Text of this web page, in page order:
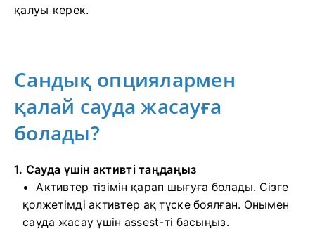
қалуы керек.
Сандық опциялармен
қалай сауда жасауға
болады?
1. Сауда үшін активті таңдаңыз
Активтер тізімін қарап шығуға болады. Сізге
қолжетімді активтер ақ түске боялған. Онымен
сауда жасау үшін assest-ті басыңыз.